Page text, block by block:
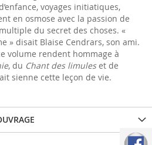
voyages initiatiques,
en osmose avec la passion de
du secret des choses. «
» disait Blaise Cendrars, son ami.
volume rendent hommage à
, du Chant des limuleset de
sienne cette leçon de vie.